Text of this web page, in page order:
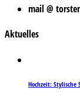
mail @
Aktuelles
Hochzeit: Stylische